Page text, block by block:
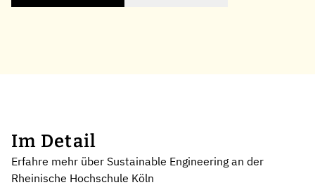
Im Detail
Erfahre mehr über Sustainable Engineering an der
Rheinische Hochschule Köln